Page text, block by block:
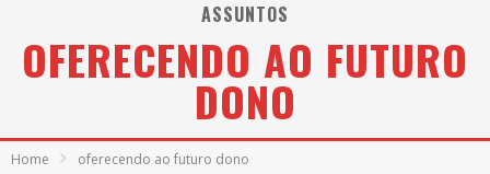
Democratização do malte: Proibida utiliza estratégia de custo-benefício para o lazer do brasileiro
ASSUNTOS
OFERECENDO AO FUTURO
DONO
Home oferecendo ao futuro dono